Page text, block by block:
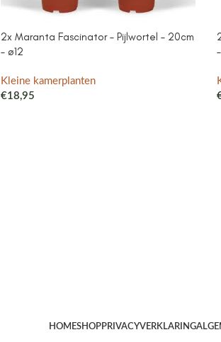
2x Maranta Fascinator – Pijlwortel – 20cm
– ø12
Kleine kamerplanten
€18,95
HOMESHOPPRIVACYVERKLARING